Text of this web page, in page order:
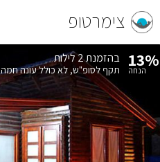
צימרטופ
13% בהזמנת 2 לילות
תקף לסופ"ש לא כולל עונה חמה